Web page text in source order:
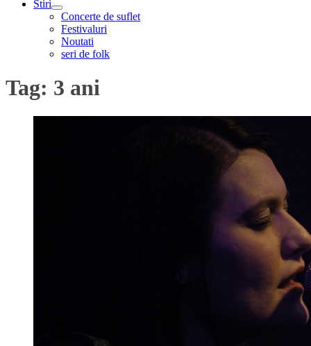
Stiri
expand
child
menu
Concerte de suflet
Festivaluri
Noutati
seri de folk
Tag: 3 ani